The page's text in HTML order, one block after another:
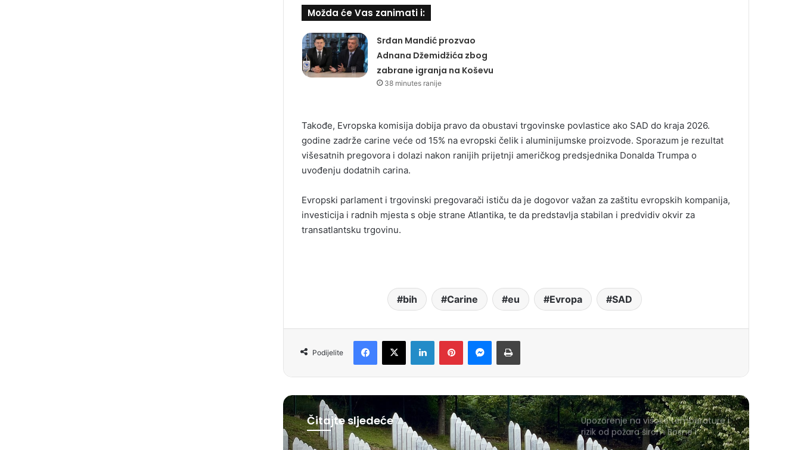
Možda će Vas zanimati i:
Srđan Mandić prozvao
Adnana Džemidžića zbog
zabrane igranja na Koševu
38 minutes ranije
Takođe, Evropska komisija dobija pravo da obustavi trgovinske povlastice ako SAD do kraja 2026.
godine zadrže carine veće od 15% na evropski čelik i aluminijumske proizvode. Sporazum je rezultat
višesatnih pregovora i dolazi nakon ranijih prijetnji američkog predsjednika Donalda Trumpa o
uvođenju dodatnih carina.
Evropski parlament i trgovinski pregovarači ističu da je dogovor važan za zaštitu evropskih kompanija,
investicija i radnih mjesta s obje strane Atlantika, te da predstavlja stabilan i predvidiv okvir za
transatlantsku trgovinu.
bih Carine eu Evropa SAD
Podijelite
Čitajte sljedeće
Upozorenje na visoke temperature i
rizik od požara širom Bosne i
Hercegovine